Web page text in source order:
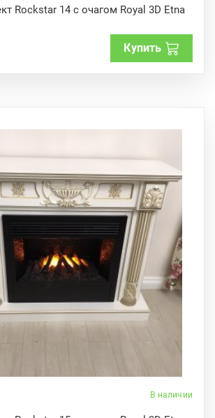
Rockstar 14 с очагом Royal 3D Etna
Купить
В наличии